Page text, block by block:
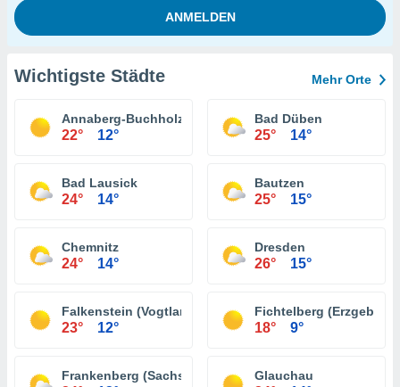
Wichtigste Städte Mehr Orte
Annaberg-Buchholz
22° 12°
Bad Düben
25° 14°
Bad Lausick
24° 14°
Bautzen
25° 15°
Chemnitz
24° 14°
Dresden
26° 15°
Falkenstein (Vogtland)
23° 12°
Fichtelberg
18° 9°
Frankenberg (Sachsen) Glauchau